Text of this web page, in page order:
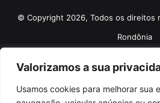
Valorizamos a sua
Usamos cookies para melhorar sua
© Copyright 2026, Todos os direitos
Rondônia
Sobre o Concursos Rondônia
Siga nossas redes sociais
Web